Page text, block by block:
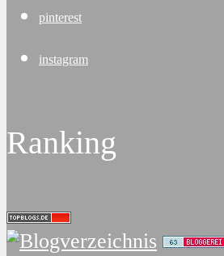
pinterest
instagram
Ranking